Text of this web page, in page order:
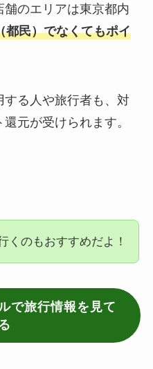
のエリアは東京都内
都民）でなくてもポイ
る人や旅行者も、対
元が受けられます。
くのもおすすめだよ！
で旅行情報を見て